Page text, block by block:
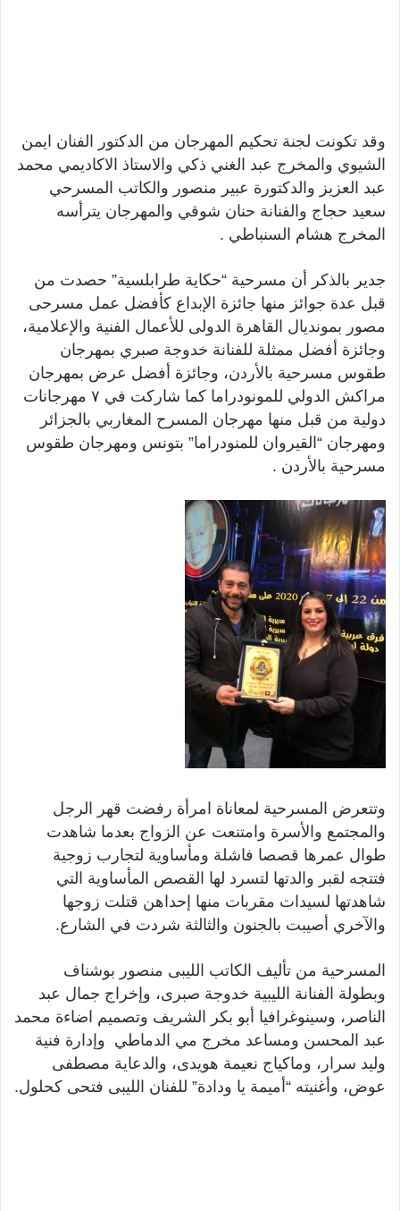
وقد تكونت لجنة تحكيم المهرجان من الدكتور الفنان ايمن
الشيوي والمخرج عبد الغني ذكي والاستاذ الاكاديمي محمد
عبد العزيز والدكتورة عبير منصور والكاتب المسرحي
سعيد حجاج والفنانة حنان شوقي والمهرجان يترأسه
المخرج هشام السنباطي .
جدير بالذكر أن مسرحية “حكاية طرابلسية” حصدت من
قبل عدة جوائز منها جائزة الإبداع كأفضل عمل مسرحى
مصور بمونديال القاهرة الدولى للأعمال الفنية والإعلامية،
وجائزة أفضل ممثلة للفنانة خدوجة صبري بمهرجان
طقوس مسرحية بالأردن، وجائزة أفضل عرض بمهرجان
مراكش الدولي للمونودراما كما شاركت في ٧ مهرجانات
دولية من قبل منها مهرجان المسرح المغاربي بالجزائر
ومهرجان “القيروان للمنودراما” بتونس ومهرجان طقوس
مسرحية بالأردن .
وتتعرض المسرحية لمعاناة امرأة رفضت قهر الرجل
والمجتمع والأسرة وامتنعت عن الزواج بعدما شاهدت
طوال عمرها قصصا فاشلة ومأساوية لتجارب زوجية
فتتجه لقبر والدتها لتسرد لها القصص المأساوية التي
شاهدتها لسيدات مقربات منها إحداهن قتلت زوجها
والآخري أصيبت بالجنون والثالثة شردت في الشارع.
المسرحية من تأليف الكاتب الليبى منصور بوشناف
وبطولة الفنانة الليبية خدوجة صبرى، وإخراج جمال عبد
الناصر، وسينوغرافيا أبو بكر الشريف وتصميم اضاءة محمد
عبد المحسن ومساعد مخرج مي الدماطي وإدارة فنية
وليد سرار، وماكياج نعيمة هويدى، والدعاية مصطفى
عوض، وأغنيته “أميمة يا ودادة” للفنان الليبى فتحى كحلول.